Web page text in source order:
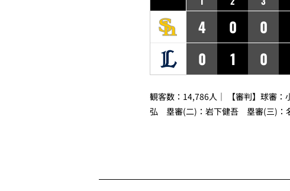
4 0 0
0
1 0
観客数：14,786人｜ 【審判】球審：
弘 塁審(二)： 岩下健吾 塁審(三)：